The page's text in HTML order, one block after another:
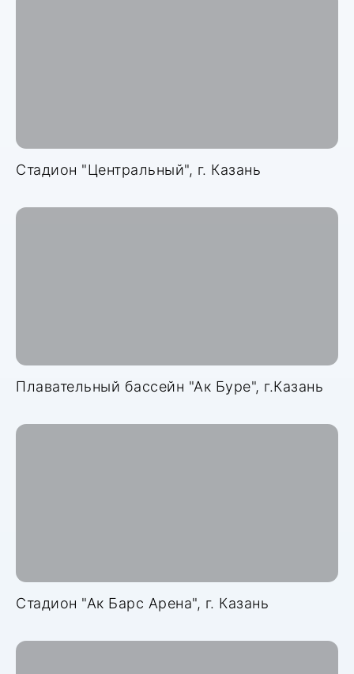
Стадион "Центральный", г. Казань
Плавательный бассейн "Ак Буре", г.Казань
Стадион "Ак Барс Арена", г. Казань